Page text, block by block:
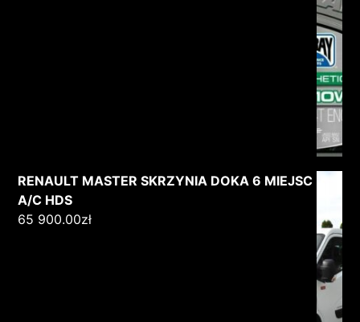
RENAULT MASTER SKRZYNIA DOKA 6 MIEJSC
A/C HDS
65 900.00zł